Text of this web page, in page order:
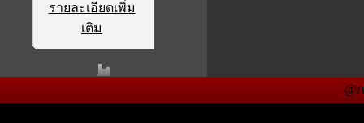
รายละเอียดเพิ่ม
เติม
@